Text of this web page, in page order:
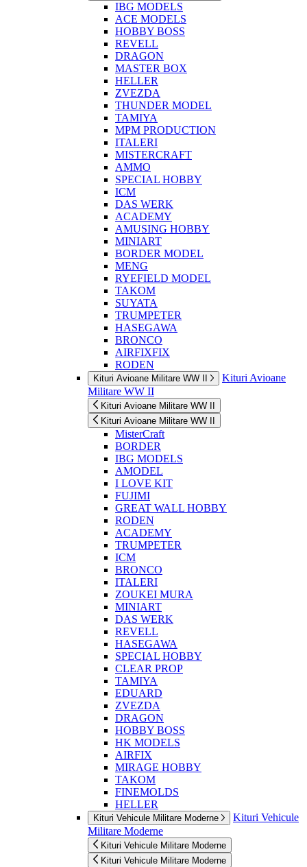
IBG MODELS
ACE MODELS
HOBBY BOSS
REVELL
DRAGON
MASTER BOX
HELLER
ZVEZDA
THUNDER MODEL
TAMIYA
MPM PRODUCTION
ITALERI
MISTERCRAFT
AMMO
SPECIAL HOBBY
ICM
DAS WERK
ACADEMY
AMUSING HOBBY
MINIART
BORDER MODEL
MENG
RYEFIELD MODEL
TAKOM
SUYATA
TRUMPETER
HASEGAWA
BRONCO
AIRFIXFIX
RODEN
Kituri Avioane Militare WW II
Kituri Avioane
Militare WW II
Kituri Avioane Militare WW II
Kituri Avioane Militare WW II
MisterCraft
BORDER
IBG MODELS
AMODEL
I LOVE KIT
FUJIMI
GREAT WALL HOBBY
RODEN
ACADEMY
TRUMPETER
ICM
BRONCO
ITALERI
ZOUKEI MURA
MINIART
DAS WERK
REVELL
HASEGAWA
SPECIAL HOBBY
CLEAR PROP
TAMIYA
EDUARD
ZVEZDA
DRAGON
HOBBY BOSS
HK MODELS
AIRFIX
MIRAGE HOBBY
TAKOM
FINEMOLDS
HELLER
Kituri Vehicule Militare Moderne
Kituri Vehicule
Militare Moderne
Kituri Vehicule Militare Moderne
Kituri Vehicule Militare Moderne